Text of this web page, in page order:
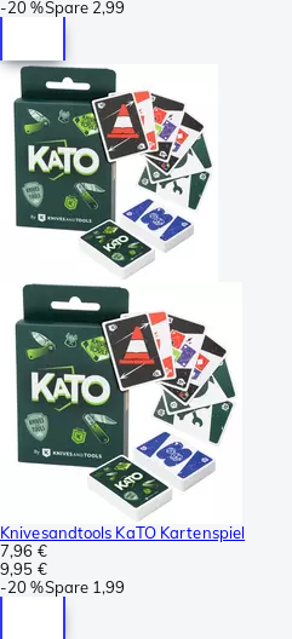
-20 %Spare 2,99
Knivesandtools KaTO Kartenspiel
7,96 €
9,95 €
-20 %Spare 1,99